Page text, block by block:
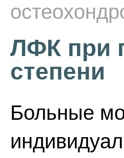
ЛФК при
степени
Больные